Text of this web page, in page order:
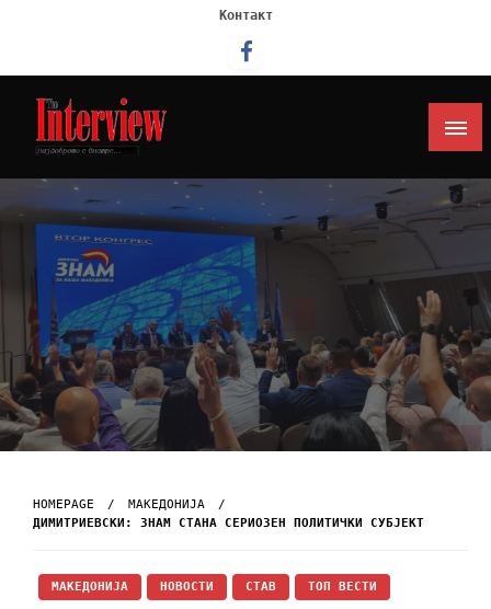
Контакт
Интервју
HOMEPAGE
МАКЕДОНИЈА
ДИМИТРИЕВСКИ: ЗНАМ СТАНА СЕРИОЗЕН ПОЛИТИЧКИ СУБЈЕКТ
МАКЕДОНИЈА НОВОСТИ СТАВ ТОП ВЕСТИ